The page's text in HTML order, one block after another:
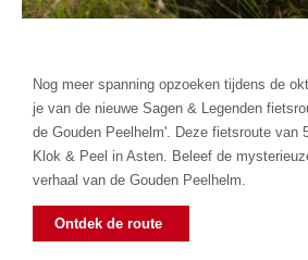
Nog meer spanning opzoeken tijdens de
je van de nieuwe Sagen & Legenden
de Gouden Peelhelm'. Deze fietsroute van
Klok & Peel in Asten. Beleef de
verhaal van de Gouden Peelhelm.
Ontdek de route